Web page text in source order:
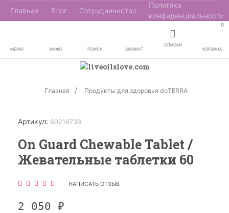
Главная Блог Сотрудничество
Политика
конфиденциальности
МЕНЮ ИНФО ПОИСК АККАУНТ
СПИСКИ
0
КОРЗИНА
Главная Продукты для здоровья doTERRA
Артикул: 60216736
On Guard Chewable Tablet /
Жевательные таблетки 60
НАПИСАТЬ ОТЗЫВ
2 050 ₽